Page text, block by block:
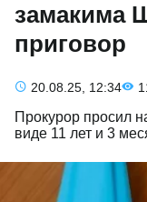
замакима
приговор
20.08.25, 12:34
Прокурор просил
виде 11 лет и 3